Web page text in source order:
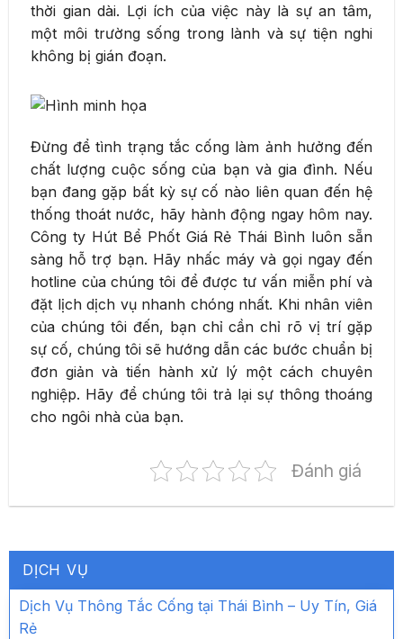
thời gian dài. Lợi ích của việc này là sự an tâm,
một môi trường sống trong lành và sự tiện nghi
không bị gián đoạn.
Đừng để tình trạng tắc cống làm ảnh hưởng đến
chất lượng cuộc sống của bạn và gia đình. Nếu
bạn đang gặp bất kỳ sự cố nào liên quan đến hệ
thống thoát nước, hãy hành động ngay hôm nay.
Công ty Hút Bể Phốt Giá Rẻ Thái Bình luôn sẵn
sàng hỗ trợ bạn. Hãy nhấc máy và gọi ngay đến
hotline của chúng tôi để được tư vấn miễn phí và
đặt lịch dịch vụ nhanh chóng nhất. Khi nhân viên
của chúng tôi đến, bạn chỉ cần chỉ rõ vị trí gặp
sự cố, chúng tôi sẽ hướng dẫn các bước chuẩn bị
đơn giản và tiến hành xử lý một cách chuyên
nghiệp. Hãy để chúng tôi trả lại sự thông thoáng
cho ngôi nhà của bạn.
Đánh giá
DỊCH VỤ
Dịch Vụ Thông Tắc Cống tại Thái Bình – Uy Tín, Giá
Rẻ